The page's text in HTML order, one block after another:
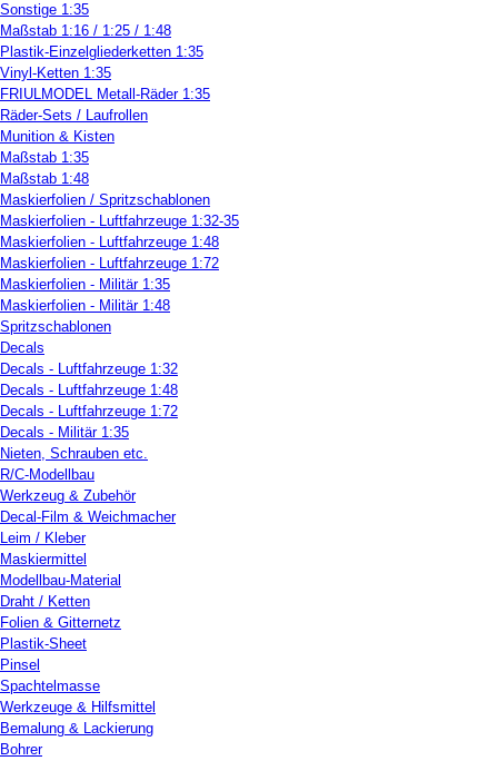
Sonstige 1:35
Maßstab 1:16 / 1:25 / 1:48
Plastik-Einzelgliederketten 1:35
Vinyl-Ketten 1:35
FRIULMODEL Metall-Räder 1:35
Räder-Sets / Laufrollen
Munition & Kisten
Maßstab 1:35
Maßstab 1:48
Maskierfolien / Spritzschablonen
Maskierfolien - Luftfahrzeuge 1:32-35
Maskierfolien - Luftfahrzeuge 1:48
Maskierfolien - Luftfahrzeuge 1:72
Maskierfolien - Militär 1:35
Maskierfolien - Militär 1:48
Spritzschablonen
Decals
Decals - Luftfahrzeuge 1:32
Decals - Luftfahrzeuge 1:48
Decals - Luftfahrzeuge 1:72
Decals - Militär 1:35
Nieten, Schrauben etc.
R/C-Modellbau
Werkzeug & Zubehör
Decal-Film & Weichmacher
Leim / Kleber
Maskiermittel
Modellbau-Material
Draht / Ketten
Folien & Gitternetz
Plastik-Sheet
Pinsel
Spachtelmasse
Werkzeuge & Hilfsmittel
Bemalung & Lackierung
Bohrer